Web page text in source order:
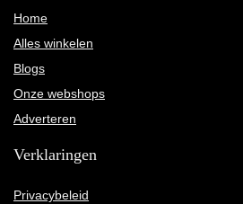
Home
Alles winkelen
Blogs
Onze webshops
Adverteren
Verklaringen
Privacybeleid